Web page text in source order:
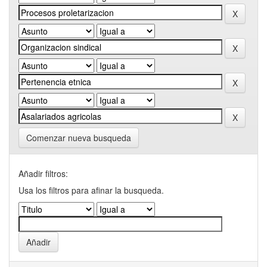
Comenzar nueva busqueda
Añadir filtros:
Usa los filtros para afinar la busqueda.